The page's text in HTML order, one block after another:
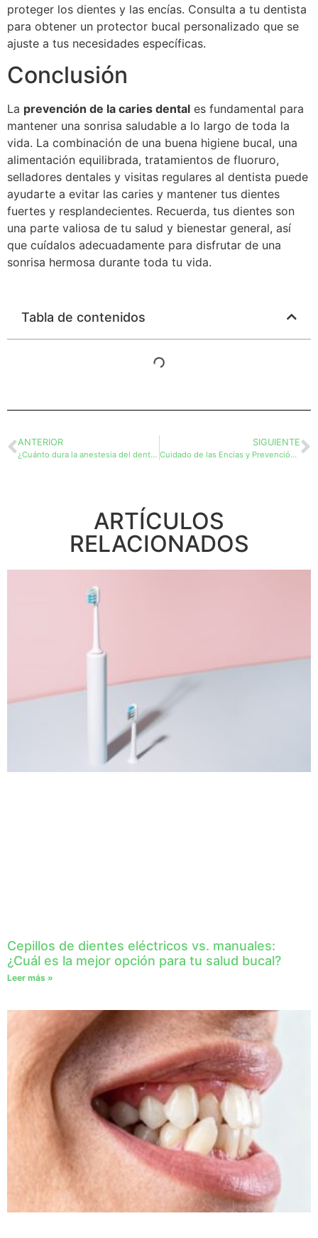
proteger los dientes y las encías. Consulta a tu dentista
para obtener un protector bucal personalizado que se
ajuste a tus necesidades específicas.
Conclusión
La prevención de la caries dental es fundamental para
mantener una sonrisa saludable a lo largo de toda la
vida. La combinación de una buena higiene bucal, una
alimentación equilibrada, tratamientos de fluoruro,
selladores dentales y visitas regulares al dentista puede
ayudarte a evitar las caries y mantener tus dientes
fuertes y resplandecientes. Recuerda, tus dientes son
una parte valiosa de tu salud y bienestar general, así
que cuídalos adecuadamente para disfrutar de una
sonrisa hermosa durante toda tu vida.
Tabla de contenidos
ANTERIOR
¿Cuánto dura la anestesia del dentista?
SIGUIENTE
Cuidado de las Encías y Prevención de la Gingivitis
ARTÍCULOS
RELACIONADOS
Cepillos de dientes eléctricos vs. manuales:
¿Cuál es la mejor opción para tu salud bucal?
Leer más »